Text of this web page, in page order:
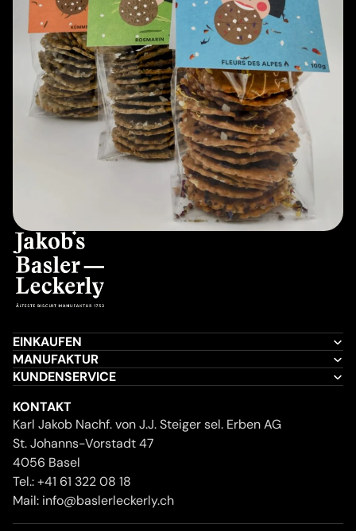
EINKAUFEN
MANUFAKTUR
KUNDENSERVICE
KONTAKT
Karl Jakob Nachf. von J.J. Steiger sel. Erben AG
St. Johanns-Vorstadt 47
4056 Basel
Tel.:+41 61 322 08 18
Mail: info@baslerleckerly.ch